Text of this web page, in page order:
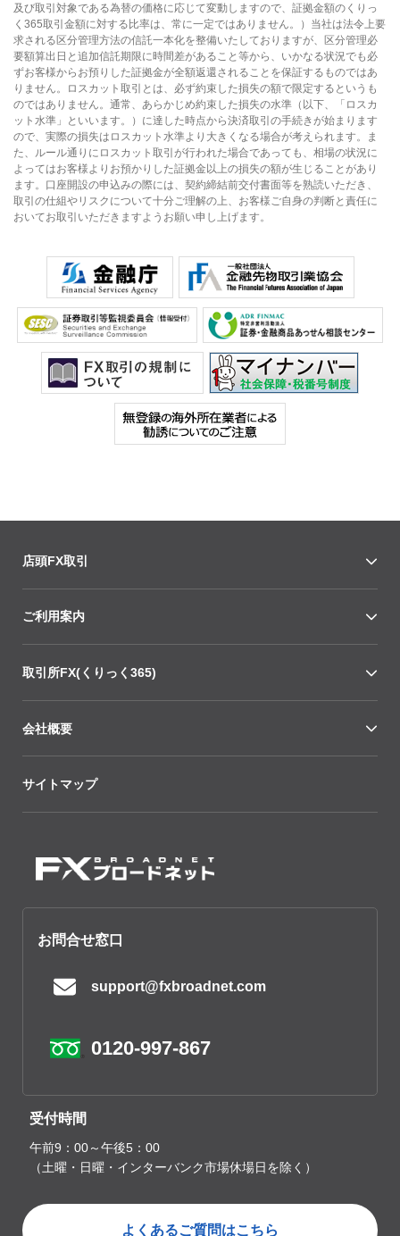
及び取引対象である為替の価格に応じて変動しますので、証拠金額のくりっ
く365取引金額に対する比率は、常に一定ではありません。）当社は法令上要
求される区分管理方法の信託一本化を整備いたしておりますが、区分管理必
要額算出日と追加信託期限に時間差があること等から、いかなる状況でも必
ずお客様からお預りした証拠金が全額返還されることを保証するものではあ
りません。ロスカット取引とは、必ず約束した損失の額で限定するというも
のではありません。通常、あらかじめ約束した損失の水準（以下、「ロスカ
ット水準」といいます。）に達した時点から決済取引の手続きが始まります
ので、実際の損失はロスカット水準より大きくなる場合が考えられます。ま
た、ルール通りにロスカット取引が行われた場合であっても、相場の状況に
よってはお客様よりお預かりした証拠金以上の損失の額が生じることがあり
ます。口座開設の申込みの際には、契約締結前交付書面等を熟読いただき、
取引の仕組やリスクについて十分ご理解の上、お客様ご自身の判断と責任に
おいてお取引いただきますようお願い申し上げます。
店頭FX取引
ご利用案内
取引所FX(くりっく365)
会社概要
サイトマップ
お問合せ窓口
support@fxbroadnet.com
0120-997-867
受付時間
午前9：00～午後5：00
（土曜・日曜・インターバンク市場休場日を除く）
よくあるご質問はこちら